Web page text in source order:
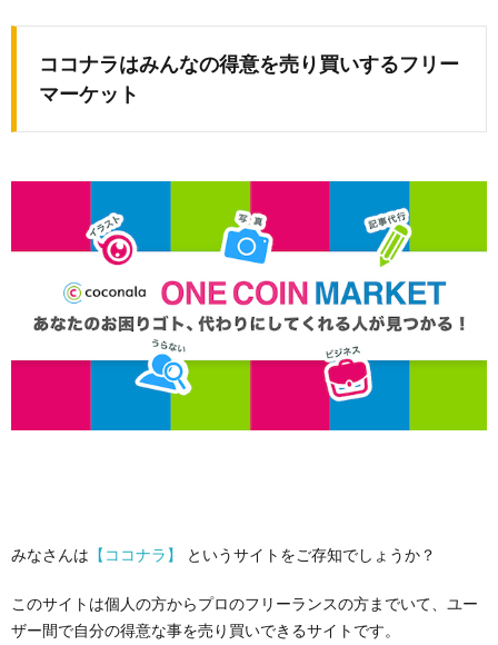
ココナラはみんなの得意を売り買いするフリー
マーケット
みなさんは 【ココナラ】 というサイトをご存知でしょうか？
このサイトは個人の方からプロのフリーランスの方までいて、ユー
ザー間で自分の得意な事を売り買いできるサイトです。